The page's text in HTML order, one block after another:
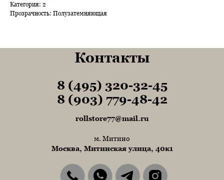
Категория: 2
Прозрачность: Полузатемняющая
Контакты
rollstore77@mail.ru
м. Митино
Москва, Митинская улица, 40к1
8 (495) 320-32-45
8 (903) 779-48-42
Tel1
Tel1